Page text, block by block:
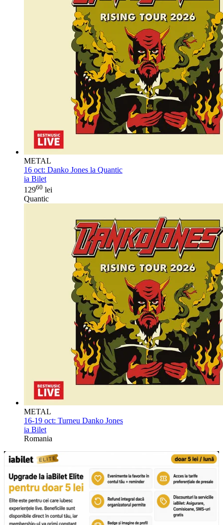
METAL
16 oct: Danko Jones la Quantic
ia Bilet
12960 lei
Quantic
METAL
16-19 oct: Turneu Danko Jones
ia Bilet
Romania